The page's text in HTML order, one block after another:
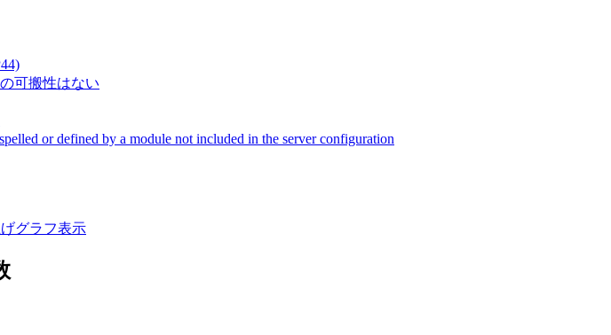
可搬性はない
or defined by a module not included in the server configuration
グラフ表示